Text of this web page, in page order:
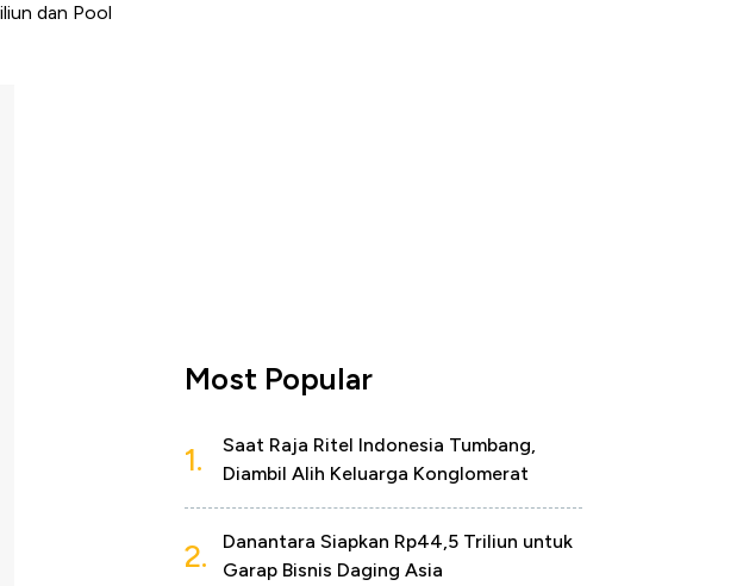
dan Pool
Most Popular
1.
Saat Raja Ritel Indonesia Tumbang,
Diambil Alih Keluarga Konglomerat
2.
Danantara Siapkan Rp44,5 Triliun untuk
Garap Bisnis Daging Asia